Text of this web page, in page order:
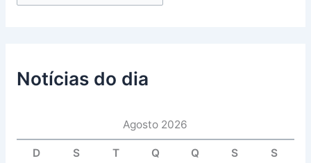
Notícias do dia
Agosto 2026
D S T Q Q S S